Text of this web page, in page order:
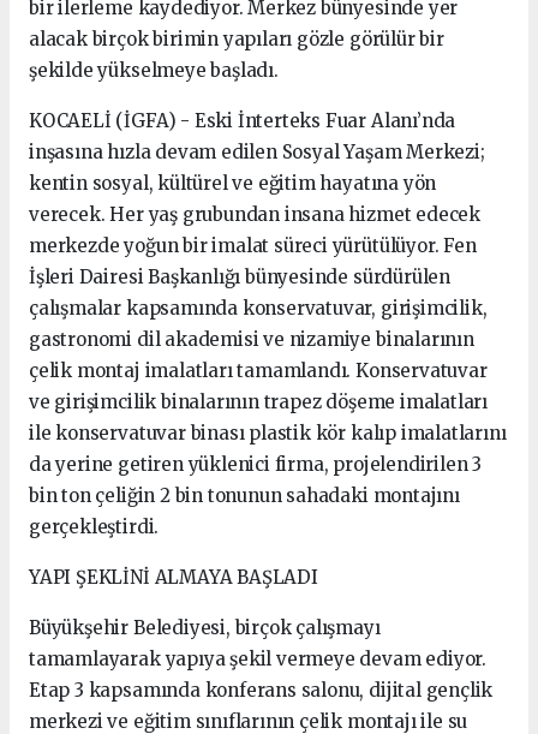
bir ilerleme kaydediyor. Merkez bünyesinde yer
alacak birçok birimin yapıları gözle görülür bir
şekilde yükselmeye başladı.
KOCAELİ (İGFA) - Eski İnterteks Fuar Alanı’nda
inşasına hızla devam edilen Sosyal Yaşam Merkezi;
kentin sosyal, kültürel ve eğitim hayatına yön
verecek. Her yaş grubundan insana hizmet edecek
merkezde yoğun bir imalat süreci yürütülüyor. Fen
İşleri Dairesi Başkanlığı bünyesinde sürdürülen
çalışmalar kapsamında konservatuvar, girişimcilik,
gastronomi dil akademisi ve nizamiye binalarının
çelik montaj imalatları tamamlandı. Konservatuvar
ve girişimcilik binalarının trapez döşeme imalatları
ile konservatuvar binası plastik kör kalıp imalatlarını
da yerine getiren yüklenici firma, projelendirilen 3
bin ton çeliğin 2 bin tonunun sahadaki montajını
gerçekleştirdi.
YAPI ŞEKLİNİ ALMAYA BAŞLADI
Büyükşehir Belediyesi, birçok çalışmayı
tamamlayarak yapıya şekil vermeye devam ediyor.
Etap 3 kapsamında konferans salonu, dijital gençlik
merkezi ve eğitim sınıflarının çelik montajı ile su